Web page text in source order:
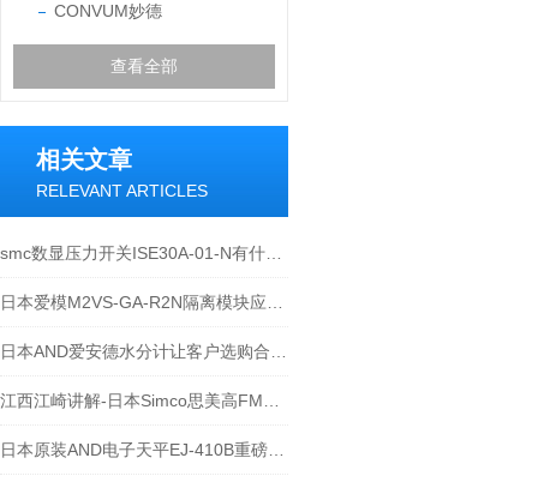
CONVUM妙德
查看全部
相关文章
RELEVANT ARTICLES